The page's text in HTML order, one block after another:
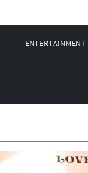
ENTERTAINMENT